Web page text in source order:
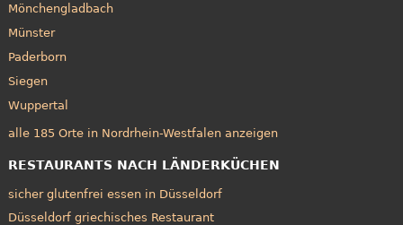
Mönchengladbach
Münster
Paderborn
Siegen
Wuppertal
alle 185 Orte in Nordrhein-Westfalen anzeigen
RESTAURANTS NACH LÄNDERKÜCHEN
sicher glutenfrei essen in Düsseldorf
Düsseldorf griechisches Restaurant